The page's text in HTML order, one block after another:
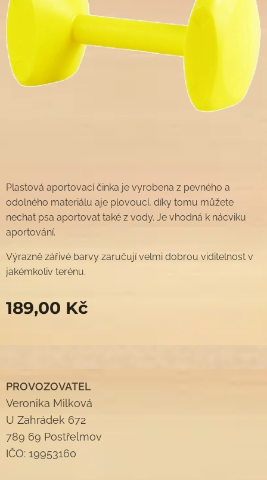
Plastová aportovací činka je vyrobena z pevného a
odolného materiálu aje plovoucí, díky tomu můžete
nechat psa aportovat také z vody. Je vhodná k nácviku
aportování.
Výrazně zářivé barvy zaručují velmi dobrou viditelnost v
jakémkoliv terénu.
189,00 Kč
PROVOZOVATEL
Veronika Milková
U Zahrádek 672
789 69 Postřelmov
IČO: 19953160